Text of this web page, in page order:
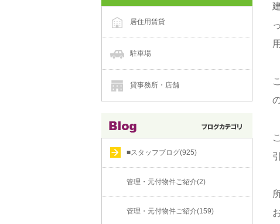
居住用賃貸
駐車場
貸事務所・店舗
■スタッフブログ(925)
管理・元付物件ご紹介(2)
管理・元付物件ご紹介(159)